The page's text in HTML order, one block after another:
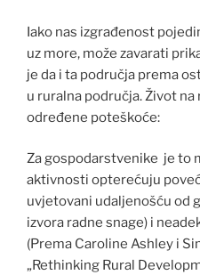
Iako nas izgrađenost
uz more, može zavarati
je da i ta područja prema
u ruralna područja. Život
određene poteškoće:
Za gospodarstvenike je to
aktivnosti opterećuju
uvjetovani udaljenošću od
izvora radne snage) i
(Prema Caroline Ashley i
„Rethinking Rural